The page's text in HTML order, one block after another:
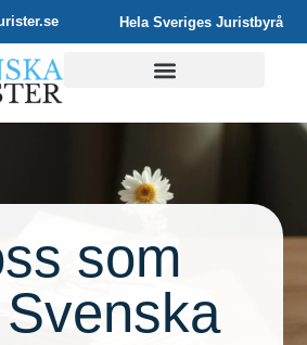
Hela Sveriges Juristbyrå
som